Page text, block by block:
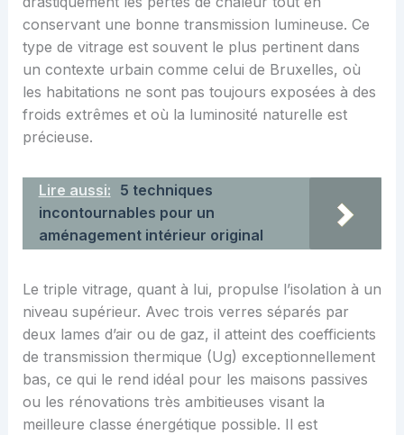
conservant une bonne transmission lumineuse. Ce
type de vitrage est souvent le plus pertinent dans
un contexte urbain comme celui de Bruxelles, où
les habitations ne sont pas toujours exposées à des
froids extrêmes et où la luminosité naturelle est
précieuse.
Lire aussi: 5 techniques
incontournables pour un
aménagement intérieur original
Le triple vitrage, quant à lui, propulse l’isolation à un
niveau supérieur. Avec trois verres séparés par
deux lames d’air ou de gaz, il atteint des coefficients
de transmission thermique (Ug) exceptionnellement
bas, ce qui le rend idéal pour les maisons passives
ou les rénovations très ambitieuses visant la
meilleure classe énergétique possible. Il est